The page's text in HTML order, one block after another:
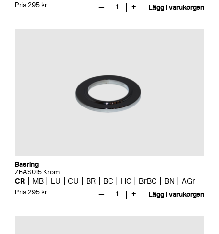
Pris 295 kr — 1 + Lägg i varukorgen
Basring
ZBAS015 Krom
CR MB LU CU BR BC HG BrBC BN AGr
Pris 295 kr — 1 + Lägg i varukorgen